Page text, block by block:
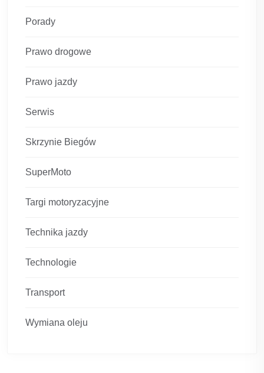
Porady
Prawo drogowe
Prawo jazdy
Serwis
Skrzynie Biegów
SuperMoto
Targi motoryzacyjne
Technika jazdy
Technologie
Transport
Wymiana oleju